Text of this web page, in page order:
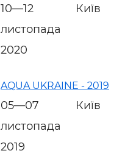
10—12
листопада
2020
Київ
AQUA UKRAINE - 2019
05—07
листопада
2019
Київ